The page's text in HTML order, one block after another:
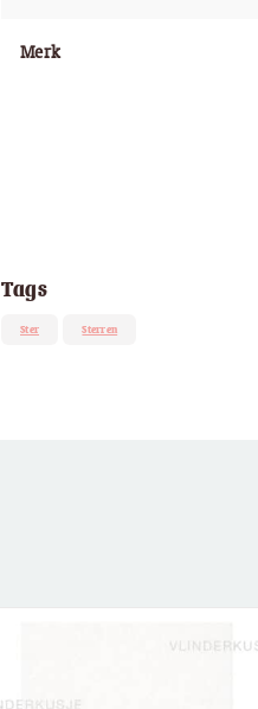
Merk
Tags
Ster Sterren